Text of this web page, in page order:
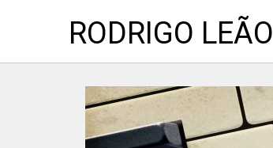
RODRIGO LEÃO